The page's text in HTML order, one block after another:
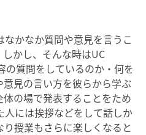
かなか質問や意見を言うこ
かし、そんな時はUC
質問をしているのか・何を
見の言い方を彼らから学ぶ
の場で発表することをため
人には挨拶などをして話しか
授業もさらに楽しくなると